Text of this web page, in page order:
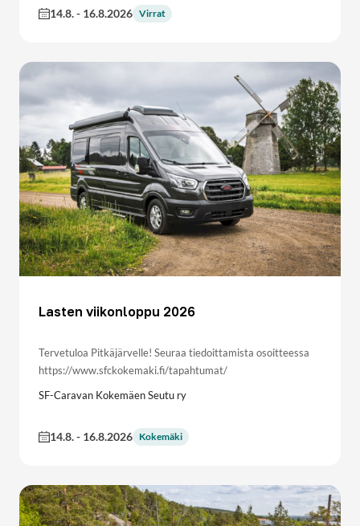
14.8.- 16.8.2026 Virrat
Lasten viikonloppu 2026
Tervetuloa Pitkäjärvelle! Seuraa tiedoittamista osoitteessa
https://www.sfckokemaki.fi/tapahtumat/
SF-Caravan Kokemäen Seutu ry
14.8.- 16.8.2026 Kokemäki